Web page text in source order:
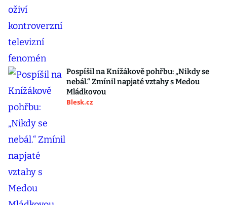
Pospíšil na Knížákově pohřbu: „Nikdy se
nebál.“ Zmínil napjaté vztahy s Medou
Mládkovou
Blesk.cz